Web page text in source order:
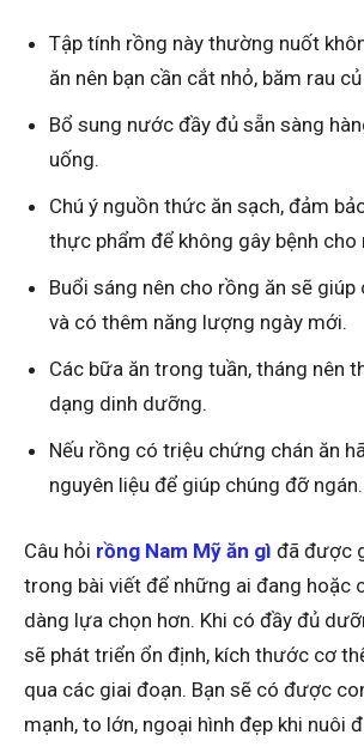
Tập tính rồng này thường nuốt
ăn nên bạn cần cắt nhỏ, băm rau
Bổ sung nước đầy đủ sẵn sàng
uống.
Chú ý nguồn thức ăn sạch, đảm
thực phẩm để không gây bệnh cho
Buổi sáng nên cho rồng ăn sẽ giúp
và có thêm năng lượng ngày mới.
Các bữa ăn trong tuần, tháng nên
dạng dinh dưỡng.
Nếu rồng có triệu chứng chán ăn
nguyên liệu để giúp chúng đỡ ngán.
Câu hỏi rồng Nam Mỹ ăn gì đã được
trong bài viết để những ai đang hoặc
dàng lựa chọn hơn. Khi có đầy đủ
sẽ phát triển ổn định, kích thước cơ
qua các giai đoạn. Bạn sẽ có được
mạnh, to lớn, ngoại hình đẹp khi nuôi